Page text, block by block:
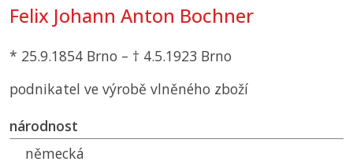
Felix Johann Anton Bochner
* 25.9.1854 Brno – † 4.5.1923 Brno
podnikatel ve výrobě vlněného zboží
národnost
německá